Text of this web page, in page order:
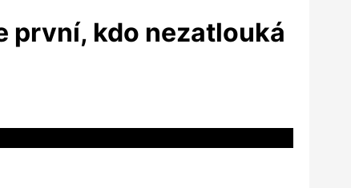
první, kdo nezatlouká